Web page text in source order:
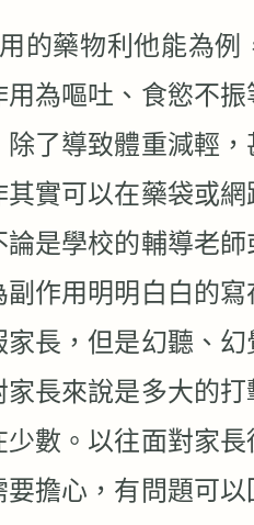
的藥物利他能為例
為嘔吐、食慾不
了導致體重減輕
實可以在藥袋或
是學校的輔導老
作用明明白白的
長，但是幻聽、
家長來說是多大的
數。以往面對家長
擔心，有問題可